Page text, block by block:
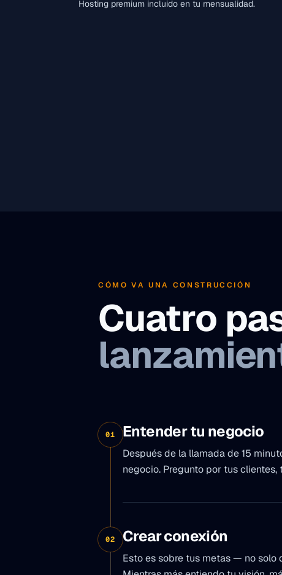
Hosting premium incluido en tu mensualidad.
CÓMO VA UNA CONSTRUCCIÓN
Cuatro
01 Entender tu negocio
Después de la llamada de 15
negocio. Pregunto por tus
02 Crear conexión
Esto es sobre tus metas — no solo